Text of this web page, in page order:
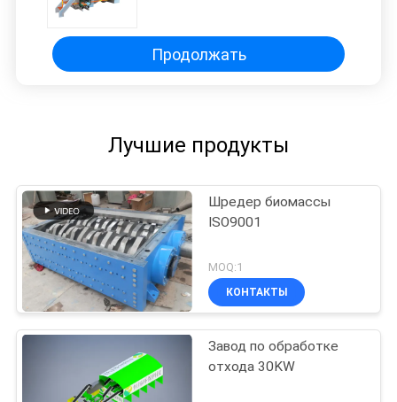
Продолжать
Лучшие продукты
Шредер биомассы
ISO9001
MOQ:1
КОНТАКТЫ
Завод по обработке
отхода 30KW